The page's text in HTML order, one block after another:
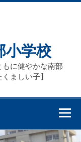
小学校
に健やかな南部
ましい子】